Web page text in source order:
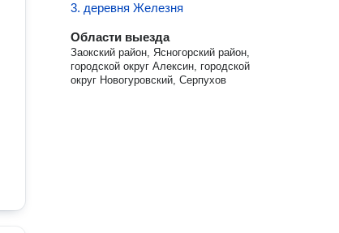
3. деревня Железня
Области выезда
Заокский район, Ясногорский район,
городской округ Алексин, городской
округ Новогуровский, Серпухов